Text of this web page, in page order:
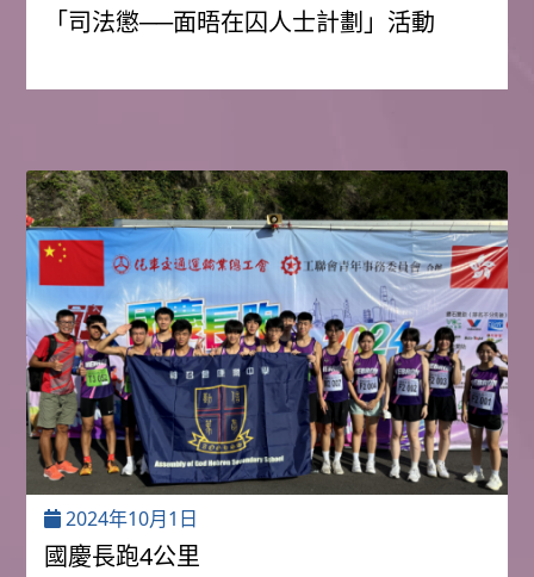
「司法懲──面晤在囚人士計劃」活動
2024年10月1日
國慶長跑4公里